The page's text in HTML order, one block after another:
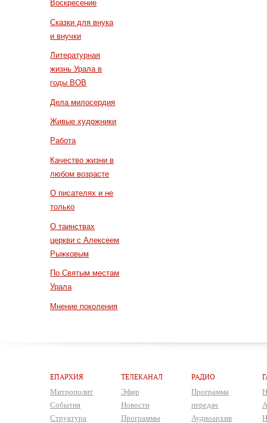
Воскресение
Сказки для внука
и внучки
Литературная
жизнь Урала в
годы ВОВ
Дела милосердия
Живые художники
Работа
Качество жизни в
любом возрасте
О писателях и не
только
О таинствах
церкви с Алексеем
Рыжковым
По Святым местам
Урала
Мнение поколения
ЕПАРХИЯ
Митрополит
События
Структура
ТЕЛЕКАНАЛ
Эфир
Новости
Программы
РАДИО
Программа
передач
Аудиоархив